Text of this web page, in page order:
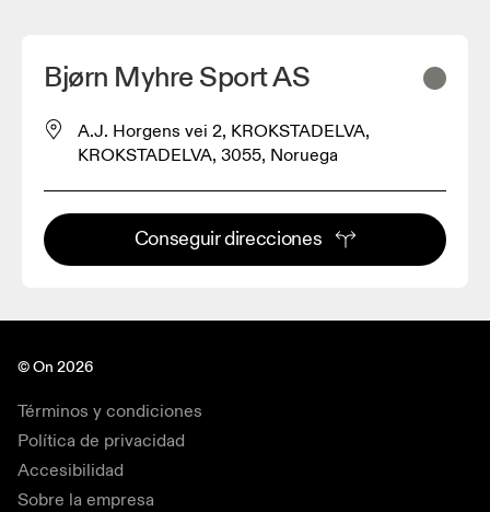
Bjørn Myhre Sport AS
A.J. Horgens vei 2, KROKSTADELVA,
KROKSTADELVA, 3055, Noruega
Conseguir direcciones
© On 2026
Términos y condiciones
Política de privacidad
Accesibilidad
Sobre la empresa